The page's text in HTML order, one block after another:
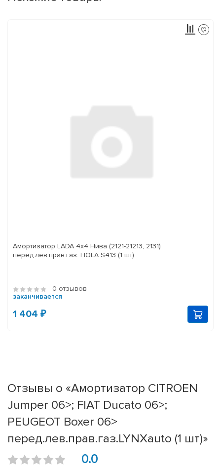
Амортизатор LADA 4x4 Нива (2121-21213, 2131)
перед.лев.прав.газ. HOLA S413 (1 шт)
0 отзывов
заканчивается
1 404 ₽
Отзывы о «Амортизатор CITROEN
Jumper 06>; FIAT Ducato 06>;
PEUGEOT Boxer 06>
перед.лев.прав.газ.LYNXauto (1 шт)»
0.0